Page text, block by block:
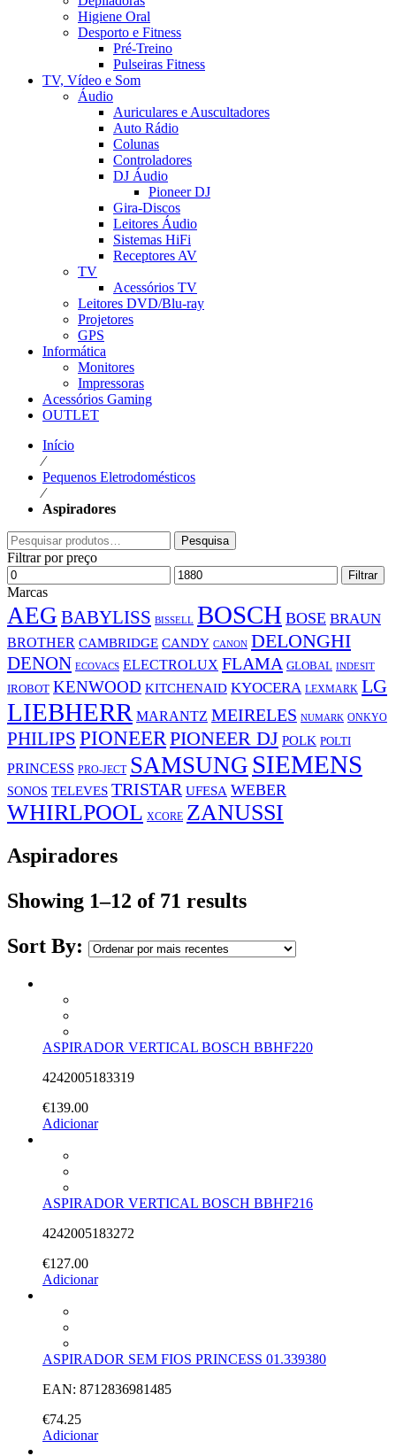
Higiene Oral
Desporto e Fitness
Pré-Treino
Pulseiras Fitness
TV, Vídeo e Som
Áudio
Auriculares e Auscultadores
Auto Rádio
Colunas
Controladores
DJ Áudio
Pioneer DJ
Gira-Discos
Leitores Áudio
Sistemas HiFi
Receptores AV
TV
Acessórios TV
Leitores DVD/Blu-ray
Projetores
GPS
Informática
Monitores
Impressoras
Acessórios Gaming
OUTLET
Início
⁄
Pequenos Eletrodomésticos
⁄
Aspiradores
Pesquisar
por:
Pesquisa
Filtrar por preço
Preço
mínimo
Preço
máximo
Filtrar
Marcas
AEG BABYLISS BISSELL BOSCH BOSE BRAUN
BROTHER CAMBRIDGE CANDY CANON DELONGHI
DENON ECOVACS ELECTROLUX FLAMA GLOBAL INDESIT
IROBOT KENWOOD KITCHENAID KYOCERA LEXMARK LG
LIEBHERR MARANTZ MEIRELES NUMARK ONKYO
PHILIPS PIONEERPIONEER DJ POLK POLTI
PRINCESS PRO-JECT SAMSUNG SIEMENS
SONOS TELEVES TRISTAR UFESA WEBER
WHIRLPOOL XCORE ZANUSSI
Aspiradores
Showing 1–12 of 71 results
Sort By:
ASPIRADOR VERTICAL BOSCH BBHF220
4242005183319
€139.00
Adicionar
ASPIRADOR VERTICAL BOSCH BBHF216
4242005183272
€127.00
Adicionar
ASPIRADOR SEM FIOS PRINCESS 01.339380
EAN: 8712836981485
€74.25
Adicionar